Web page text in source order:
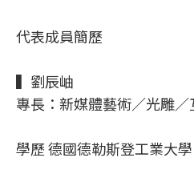
代表成員簡歷
▍劉辰岫
專長：新媒體藝術／光雕
學歷 德國德勒斯登工業大